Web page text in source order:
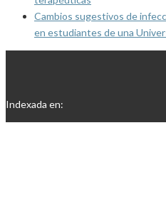
Cambios sugestivos de
en estudiantes de una
Indexada en: